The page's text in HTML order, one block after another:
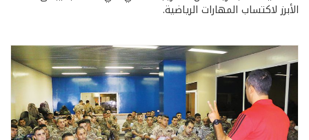
الأبرز لاكتساب المهارات الرياضية.